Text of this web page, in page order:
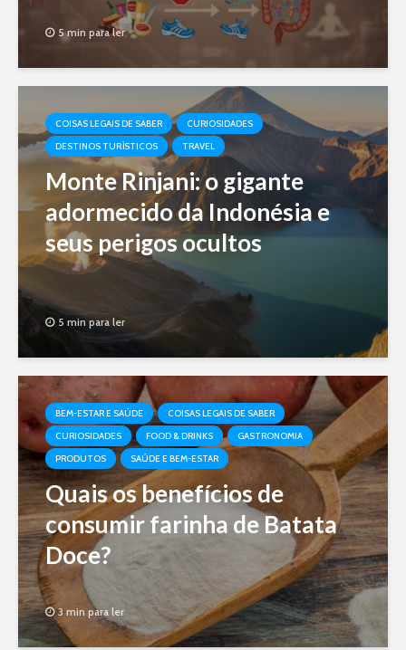
5 min para ler
COISAS LEGAIS DE SABER
CURIOSIDADES
DESTINOS TURÍSTICOS
TRAVEL
Monte Rinjani: o gigante
adormecido da Indonésia e
seus perigos ocultos
5 min para ler
BEM-ESTAR E SAÚDE
COISAS LEGAIS DE SABER
CURIOSIDADES
FOOD & DRINKS
GASTRONOMIA
PRODUTOS
SAÚDE E BEM-ESTAR
Quais os benefícios de
consumir farinha de Batata
Doce?
3 min para ler